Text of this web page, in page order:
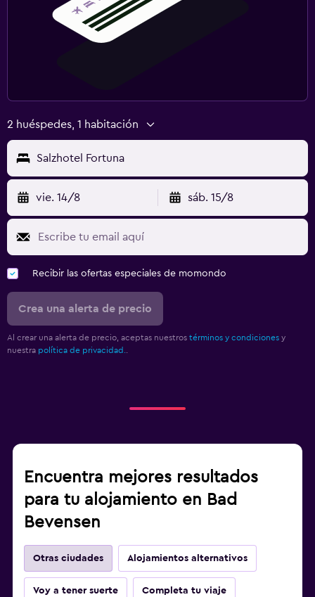
2 huéspedes, 1 habitación
Salzhotel Fortuna
vie. 14/8 sáb. 15/8
Recibir las ofertas especiales de momondo
Crea una alerta de precio
Al crear una alerta de precio, aceptas nuestros términos y condiciones y
nuestra política de privacidad.
Encuentra mejores resultados
para tu alojamiento en Bad
Bevensen
Otras ciudades Alojamientos alternativos
Voy a tener suerte Completa tu viaje